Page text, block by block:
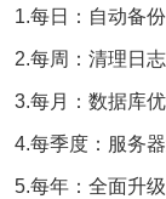
1.每日：自动备
2.每周：清理日
3.每月：数据库
4.每季度：服务
5.每年：全面升